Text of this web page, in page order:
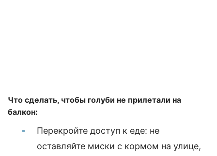
Что сделать, чтобы голуби не прилетали на
балкон:
Перекройте доступ к еде: не
оставляйте миски с кормом на улице,